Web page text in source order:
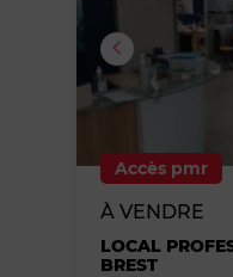
Accès pmr
À VENDRE
LOCAL
BREST